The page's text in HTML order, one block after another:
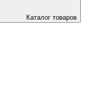
Каталог товаров